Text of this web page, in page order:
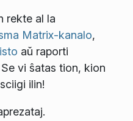
rekte al la
Matrix-kanalo,
aŭ raporti
Se vi ŝatas tion, kion
ilin!